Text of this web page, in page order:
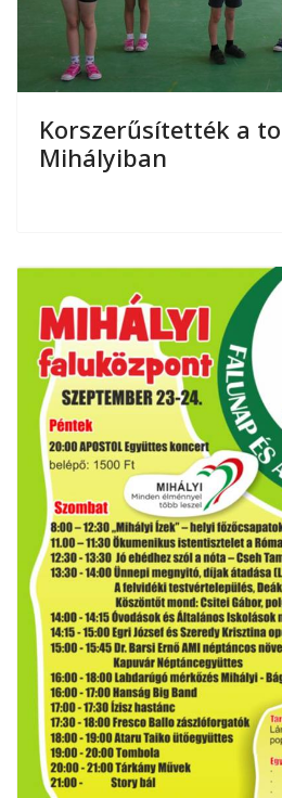
Korszerűsítették a
Mihályiban